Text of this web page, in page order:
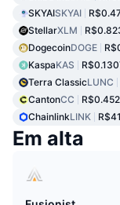
SKYAISKYAI
StellarXLM
DogecoinDOGE
KaspaKAS
Terra ClassicLUNC
CantonCC
ChainlinkLINK
Em alta